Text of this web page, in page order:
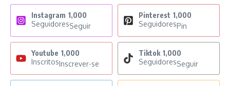
Instagram 1,000
SeguidoresSeguir
Pinterest 1,000
SeguidoresPin
Youtube 1,000
InscritosInscrever-se
Tiktok 1,000
SeguidoresSeguir